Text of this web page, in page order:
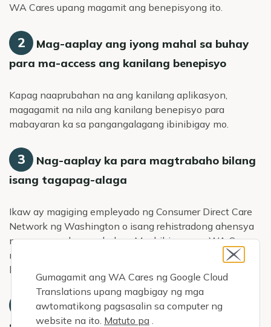
WA Cares upang magamit ang benepisyong ito.
2
Mag-aaplay ang iyong mahal sa buhay
para ma-access ang kanilang benepisyo
Kapag naaprubahan na ang kanilang aplikasyon,
magagamit na nila ang kanilang benepisyo para
mabayaran ka sa pangangalagang ibinibigay mo.
3
Nag-aaplay ka para magtrabaho bilang
isang tagapag-alaga
Ikaw ay magiging empleyado ng Consumer Direct Care
Network ng Washington o isang rehistradong ahensya
ng pangangalaga sa bahay. Magbibigay ang WA Cares
ng mas maraming detalye tungkol sa prosesong ito
habang papalapit ang Hulyo 2026.
Simulan ang pagtanggap ng bayad para
Gumagamit ang WA Cares ng Google Cloud
Translations upang magbigay ng mga
awtomatikong pagsasalin sa computer ng
website na ito. Matuto pa.